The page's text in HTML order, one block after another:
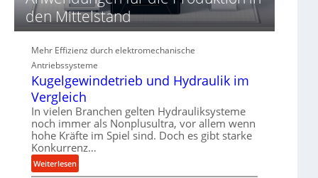
d
i
e
r
f
o
r
m
a
n
c
den Mittelstand
Mehr Effizienz durch elektromechanische
Antriebssysteme
Kugelgewindetrieb und Hydraulik im
Vergleich
In vielen Branchen gelten Hydrauliksysteme
noch immer als Nonplusultra, vor allem wenn
hohe Kräfte im Spiel sind. Doch es gibt starke
Konkurrenz…
Weiterlesen: